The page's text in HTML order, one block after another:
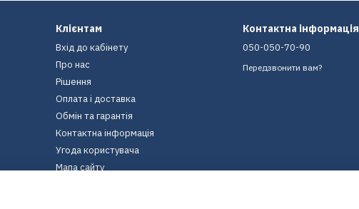
Клієнтам
Вхід до кабінету
Про нас
Рішення
Оплата і доставка
Обмін та гарантія
Контактна інформація
Угода користувача
Мапа сайту
Контактна інформація
050-050-70-90
Передзвонити вам?